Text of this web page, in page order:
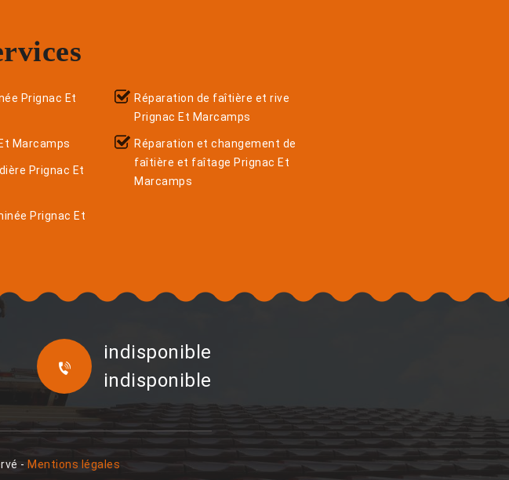
Prignac Et
Marcamps
Prignac Et
Prignac Et
Réparation de faîtière et rive
Prignac Et Marcamps
Réparation et changement de
faîtière et faîtage Prignac Et
Marcamps
indisponible
indisponible
- Mentions légales